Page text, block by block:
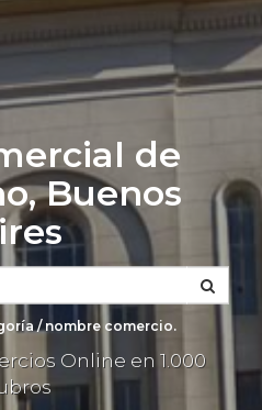
de
Buenos
/ nombre comercio.
Online en 1.000